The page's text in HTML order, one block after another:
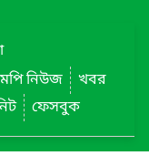
নিউজ
খবর
ফেসবুক